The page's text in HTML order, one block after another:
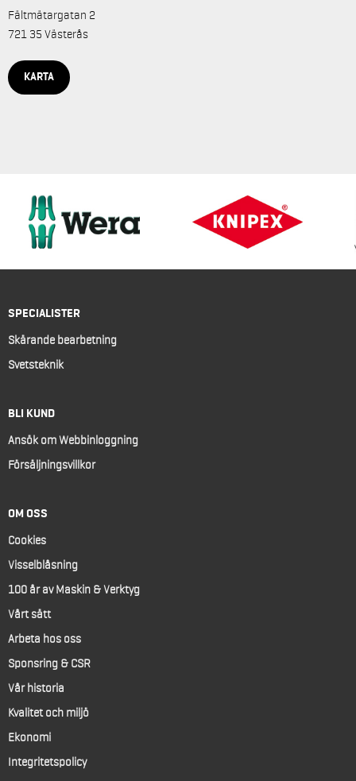
Fältmätargatan 2
721 35 Västerås
KARTA
SPECIALISTER
Skärande bearbetning
Svetsteknik
BLI KUND
Ansök om Webbinloggning
Försäljningsvillkor
OM OSS
Cookies
Visselblåsning
100 år av Maskin & Verktyg
Vårt sätt
Arbeta hos oss
Sponsring & CSR
Vår historia
Kvalitet och miljö
Ekonomi
Integritetspolicy